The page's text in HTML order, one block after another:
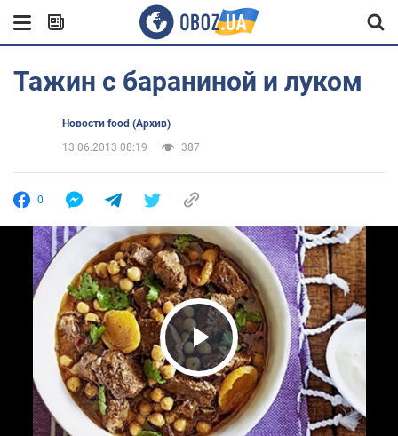
Тажин с бараниной и луком
Новости food (Архив)
13.06.2013 08:19
387
0
Play Video